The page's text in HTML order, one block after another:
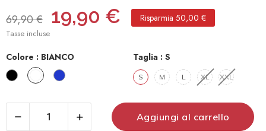
69,90 € 19,90 € Risparmia 50,00 €
Tasse incluse
Colore : BIANCO
NERO​
BIANCOCOBALTO
Taglia : S
S M L XL​ XXL​
Aggiungi al carrello